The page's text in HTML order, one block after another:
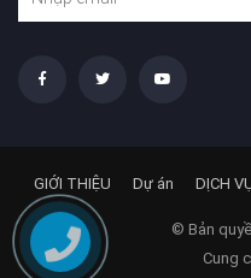
© Bản
Cung
GIỚI THIỆU Dự án DỊCH